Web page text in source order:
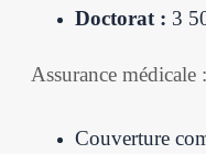
Doctorat : 3
Assurance médicale :
Couverture